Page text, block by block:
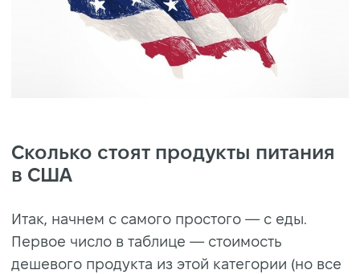
Сколько стоят продукты питания
в США
Итак, начнем с самого простого — с еды.
Первое число в таблице — стоимость
дешевого продукта из этой категории (но все